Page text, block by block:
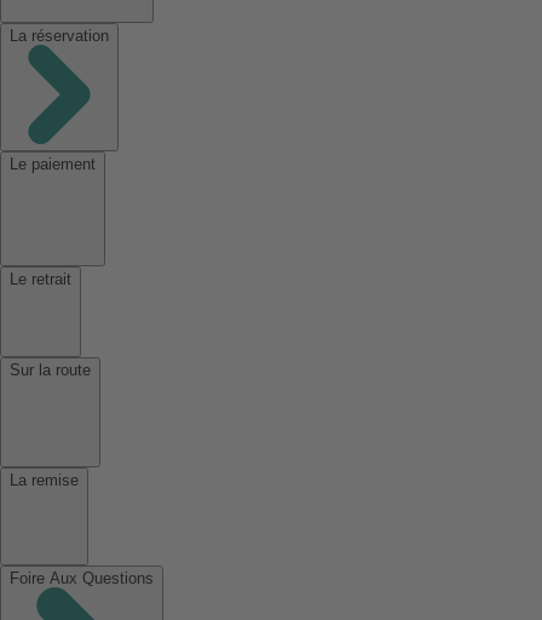
La réservation
Le paiement
Le retrait
Sur la route
La remise
Foire Aux Questions